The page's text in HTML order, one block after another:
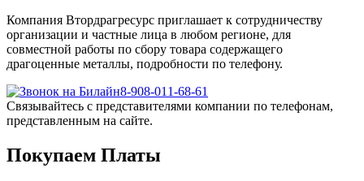
Компания Втордрагресурс приглашает к сотрудничеству
организации и частные лица в любом регионе, для
совместной работы по сбору товара содержащего
драгоценные металлы, подробности по телефону.
8-908-011-68-61
Связывайтесь с представителями компании по телефонам,
представленным на сайте.
Покупаем Платы